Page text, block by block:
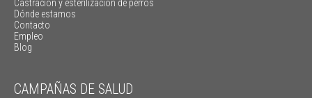
Castración y esterilización de perros
Dónde estamos
Contacto
Empleo
Blog
CAMPAÑAS DE SALUD